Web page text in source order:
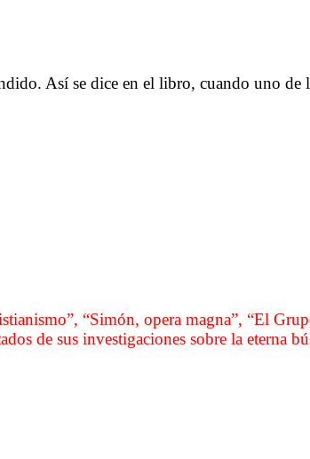
Así se dice en el libro, cuando uno
“Simón, opera magna”, “El
de sus investigaciones sobre la eterna